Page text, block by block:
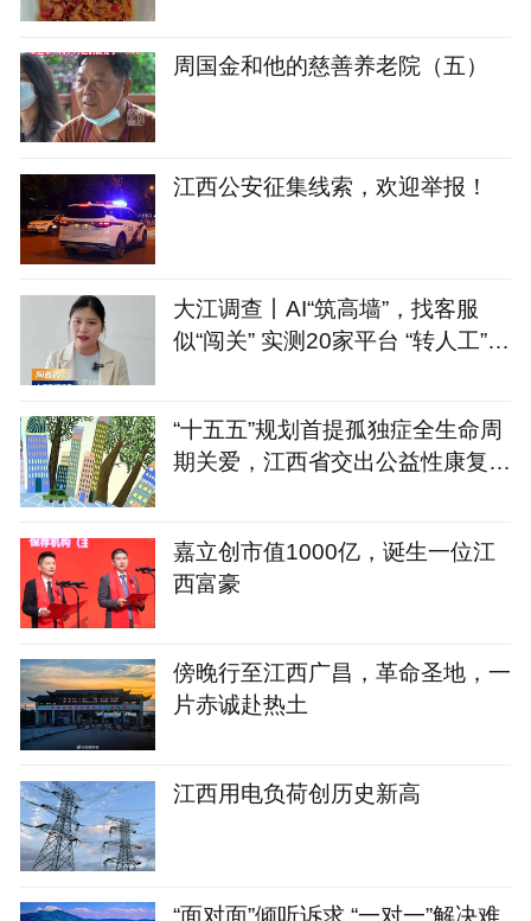
周国金和他的慈善养老院（五）
江西公安征集线索，欢迎举报！
大江调查丨AI“筑高墙”，找客服
似“闯关” 实测20家平台 “转人工”最
“十五五”规划首提孤独症全生命周
期关爱，江西省交出公益性康复服
嘉立创市值1000亿，诞生一位江
西富豪
傍晚行至江西广昌，革命圣地，一
片赤诚赴热土
江西用电负荷创历史新高
“面对面”倾听诉求 “一对一”解决难